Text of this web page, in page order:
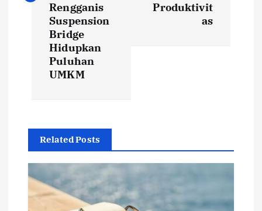
g
a
t
Rengganis
Suspension
Bridge
Hidupkan
Puluhan
UMKM
Produktivit
as
Related Posts